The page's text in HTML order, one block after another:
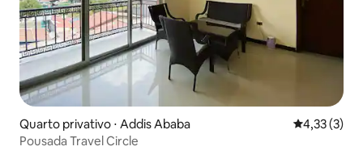
Quarto privativo ⋅ Addis Ababa 4,33 de
4,33 (3)
Pousada Travel Circle